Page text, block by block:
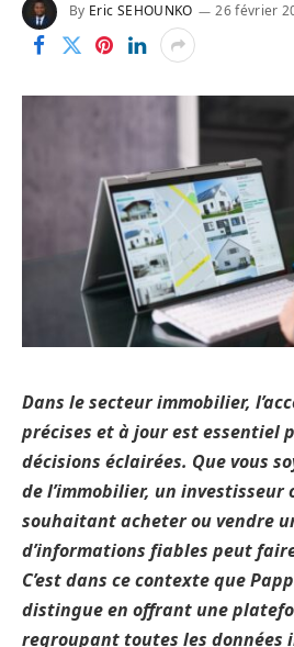
By Eric SEHOUNKO 26 février
Dans le secteur immobilier,
précises et à jour est essentiel
décisions éclairées. Que vous
de l’immobilier, un
souhaitant acheter ou vendre
d’informations fiables peut
C’est dans ce contexte que
distingue en offrant une
regroupant toutes les données